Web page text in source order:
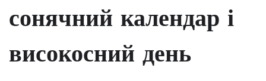
сонячний календар і
високосний день